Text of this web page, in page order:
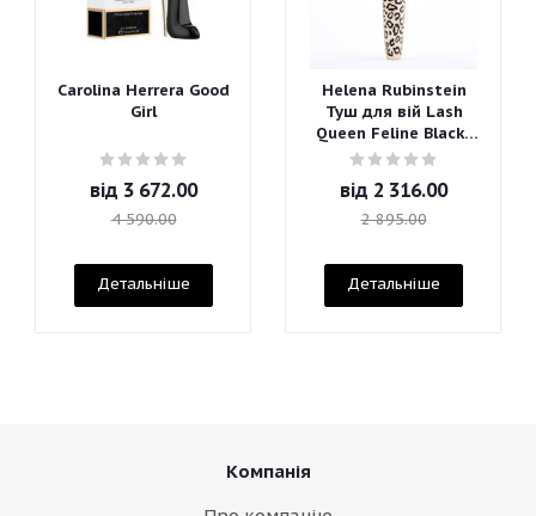
Carolina Herrera Good
Girl
від 3 672.00
4 590.00
Детальніше
Helena Rubinstein
Туш для вій Lash
Queen Feline Blacks
Mascara
від 2 316.00
2 895.00
Детальніше
Компанія